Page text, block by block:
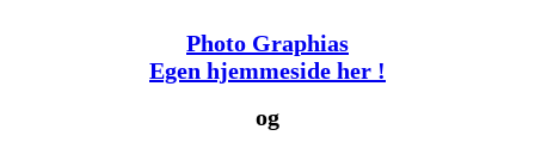
Photo Graphias
Egen hjemmeside her !
og